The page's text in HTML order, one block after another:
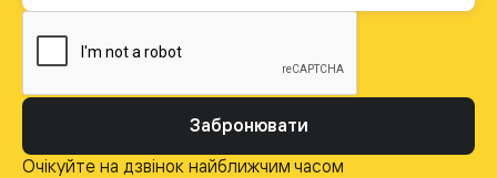
Забронювати
Очікуйте на дзвінок найближчим часом